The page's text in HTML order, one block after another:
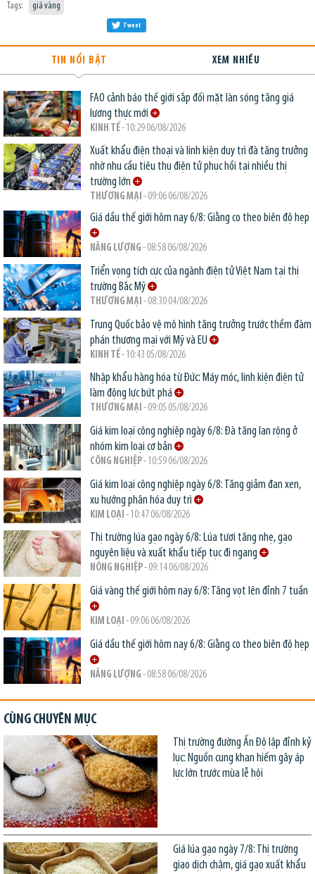
Tags: giá vàng
Tweet
TIN NỔI BẬT XEM NHIỀU
FAO cảnh báo thế giới sắp đối mặt làn sóng tăng giá
lương thực mới
KINH TẾ- 10:29 06/08/2026
Xuất khẩu điện thoại và linh kiện duy trì đà tăng trưởng
nhờ nhu cầu tiêu thụ điện tử phục hồi tại nhiều thị
trường lớn
THƯƠNG MẠI - 09:06 06/08/2026
Giá dầu thế giới hôm nay 6/8: Giằng co theo biên độ hẹp
NĂNG LƯỢNG - 08:58 06/08/2026
Triển vọng tích cực của ngành điện tử Việt Nam tại thị
trường Bắc Mỹ
THƯƠNG MẠI - 08:30 04/08/2026
Trung Quốc bảo vệ mô hình tăng trưởng trước thềm đàm
phán thương mại với Mỹ và EU
KINH TẾ- 10:43 05/08/2026
Nhập khẩu hàng hóa từ Đức: Máy móc, linh kiện điện tử
làm động lực bứt phá
THƯƠNG MẠI - 09:05 05/08/2026
Giá kim loại công nghiệp ngày 6/8: Đà tăng lan rộng ở
nhóm kim loại cơ bản
CÔNG NGHIỆP- 10:59 06/08/2026
Giá kim loại công nghiệp ngày 6/8: Tăng giảm đan xen,
xu hướng phân hóa duy trì
KIM LOẠI - 10:47 06/08/2026
Thị trường lúa gạo ngày 6/8: Lúa tươi tăng nhẹ, gạo
nguyên liệu và xuất khẩu tiếp tục đi ngang
NÔNG NGHIỆP- 09:14 06/08/2026
Giá vàng thế giới hôm nay 6/8: Tăng vọt lên đỉnh 7 tuần
KIM LOẠI - 09:06 06/08/2026
Giá dầu thế giới hôm nay 6/8: Giằng co theo biên độ hẹp
NĂNG LƯỢNG - 08:58 06/08/2026
CÙNG CHUYÊN MỤC
Thị trường đường Ấn Độ lập đỉnh kỷ
lục: Nguồn cung khan hiếm gây áp
lực lớn trước mùa lễ hội
Giá lúa gạo ngày 7/8: Thị trường
giao dịch chậm, giá gạo xuất khẩu